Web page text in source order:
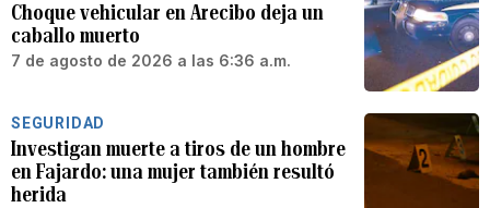
Choque vehicular en Arecibo deja un
caballo muerto
7 de agosto de 2026 a las 6:36 a.m.
SEGURIDAD
Investigan muerte a tiros de un hombre
en Fajardo: una mujer también resultó
herida